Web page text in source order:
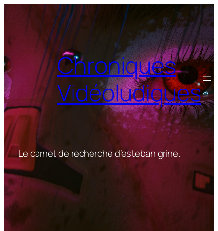
Chroniques
Vidéoludiques
Le carnet de recherche d’esteban grine.